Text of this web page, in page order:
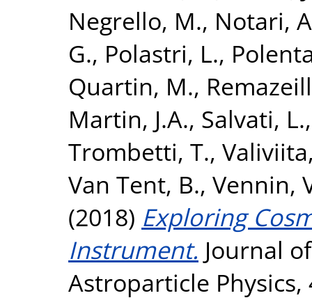
Negrello, M., Notari,
G., Polastri, L.,
Quartin, M.,
Martin, J.A., Salvati, L.
Trombetti, T.,
Van Tent, B., Vennin,
(2018) Exploring
Instrument. Journal
Astroparticle Physics,